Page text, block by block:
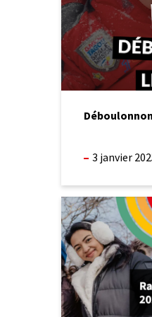
3 janvier
L’UMR
à
l’honneur
dans
le
rapport
à
la